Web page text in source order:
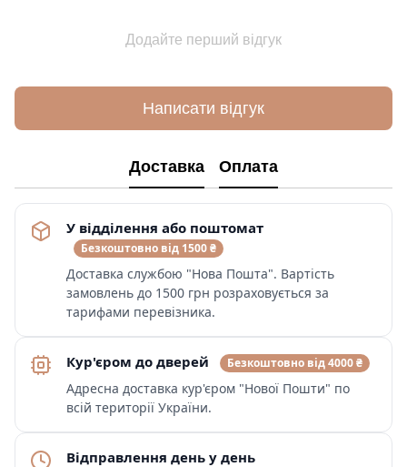
Додайте перший відгук
Написати відгук
Доставка Оплата
У відділення або поштомат
Безкоштовно від 1500 ₴
Доставка службою "Нова Пошта". Вартість
замовлень до 1500 грн розраховується за
тарифами перевізника.
Кур'єром до дверей Безкоштовно від 4000 ₴
Адресна доставка кур'єром "Нової Пошти" по
всій території України.
Відправлення день у день